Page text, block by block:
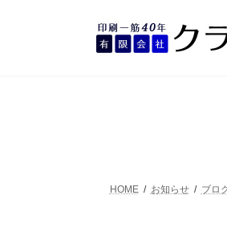
HOME お知らせ ブロ